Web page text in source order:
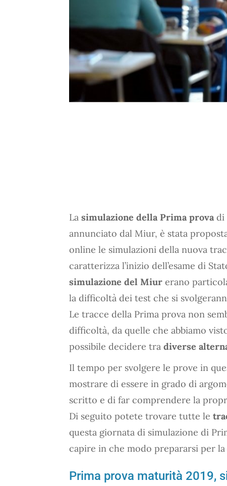
La simulazione della Prima prova di
annunciato dal Miur, è stata
online le simulazioni della nuova
caratterizza l’inizio dell’esame di
simulazione del Miur erano
la difficoltà dei test che si
Le tracce della Prima prova non
difficoltà, da quelle che abbiamo
possibile decidere tra diverse
Il tempo per svolgere le prove in
mostrare di essere in grado di
scritto e di far comprendere la
Di seguito potete trovare tutte le
questa giornata di simulazione di
capire in che modo prepararsi per la
Prima prova maturità 2019,